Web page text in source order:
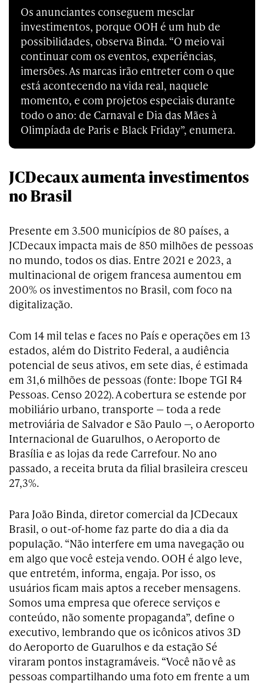
Os anunciantes conseguem mesclar
investimentos, porque OOH é um hub de
possibilidades, observa Binda. “O meio vai
continuar com os eventos, experiências,
imersões. As marcas irão entreter com o que
está acontecendo na vida real, naquele
momento, e com projetos especiais durante
todo o ano: de Carnaval e Dia das Mães à
Olimpíada de Paris e Black Friday”, enumera.
JCDecaux aumenta investimentos
no Brasil
Presente em 3.500 municípios de 80 países, a
JCDecaux impacta mais de 850 milhões de pessoas
no mundo, todos os dias. Entre 2021 e 2023, a
multinacional de origem francesa aumentou em
200% os investimentos no Brasil, com foco na
digitalização.
Com 14 mil telas e faces no País e operações em 13
estados, além do Distrito Federal, a audiência
potencial de seus ativos, em sete dias, é estimada
em 31,6 milhões de pessoas (fonte: Ibope TGI R4
Pessoas. Censo 2022). A cobertura se estende por
mobiliário urbano, transporte — toda a rede
metroviária de Salvador e São Paulo —, o Aeroporto
Internacional de Guarulhos, o Aeroporto de
Brasília e as lojas da rede Carrefour. No ano
passado, a receita bruta da filial brasileira cresceu
27,3%.
Para João Binda, diretor comercial da JCDecaux
Brasil, o out-of-home faz parte do dia a dia da
população. “Não interfere em uma navegação ou
em algo que você esteja vendo. OOH é algo leve,
que entretém, informa, engaja. Por isso, os
usuários ficam mais aptos a receber mensagens.
Somos uma empresa que oferece serviços e
conteúdo, não somente propaganda”, define o
executivo, lembrando que os icônicos ativos 3D
do Aeroporto de Guarulhos e da estação Sé
viraram pontos instagramáveis. “Você não vê as
pessoas compartilhando uma foto em frente a um